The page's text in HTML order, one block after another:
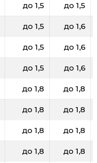
до 1,5 до 1,5
до 1,5 до 1,6
до 1,5 до 1,6
до 1,5 до 1,6
до 1,8 до 1,8
до 1,8 до 1,8
до 1,8 до 1,8
до 1,8 до 1,8